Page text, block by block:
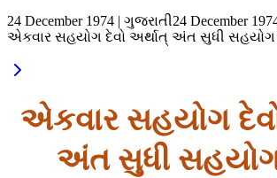
24 December 1974 | ગુજરાતી24 December
એકવાર સહયોગ દેવો અર્થાત્ અંત સુધી સહયોગ
એકવાર સહયોગ
અંત સુધી